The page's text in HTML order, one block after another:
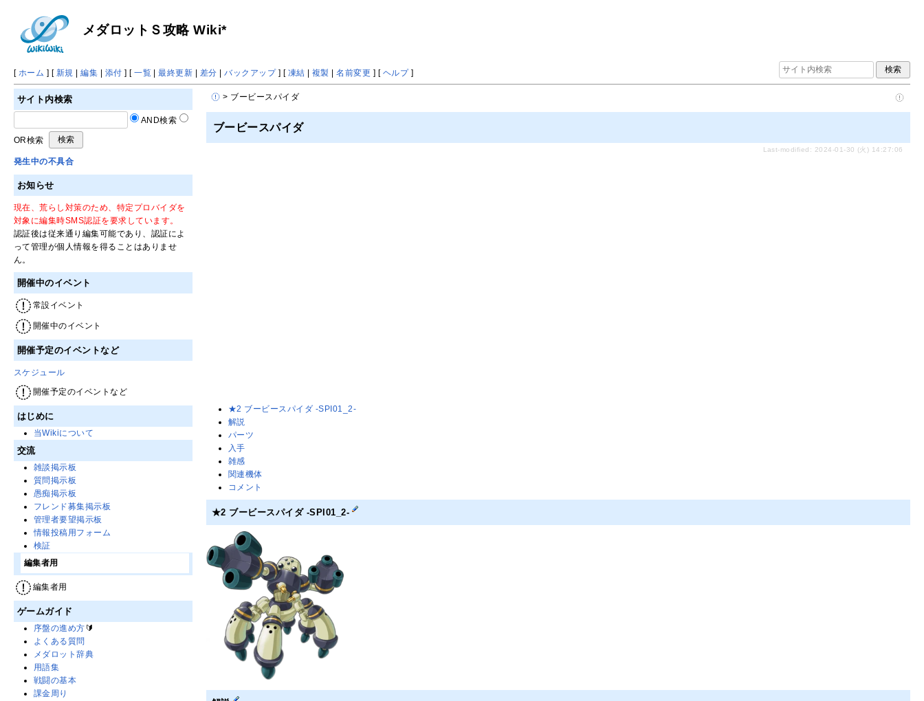
メダロットＳ攻略 Wiki*
[ ホーム ] [ 新規 |編集 | 添付 ] [一覧 |最終更新 | 差分 |バックアップ] [ 凍結 | 複製 |名前変更 ] [ ヘルプ]
> ブービースパイダ
ブービースパイダ
Last-modified: 2024-01-30 (火) 14:27:06
★2 ブービースパイダ -SPI01_2-
解説
パーツ
入手
雑感
関連機体
コメント
★2 ブービースパイダ -SPI01_2-
サイト内検索
AND検索
OR検索
発生中の不具合
お知らせ
現在、荒らし対策のため、特定プロバイダを
対象に編集時SMS認証を要求しています。
認証後は従来通り編集可能であり、認証によ
って管理が個人情報を得ることはありませ
ん。
開催中のイベント
常設イベント
開催中のイベント
開催予定のイベントなど
スケジュール
開催予定のイベントなど
はじめに
当Wikiについて
交流
雑談掲示板
質問掲示板
愚痴掲示板
フレンド募集掲示板
管理者要望掲示板
情報投稿用フォーム
検証
編集者用
編集者用
ゲームガイド
序盤の進め方 🔰
よくある質問
メダロット辞典
用語集
戦闘の基本
課金周り